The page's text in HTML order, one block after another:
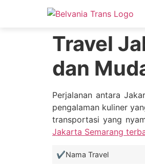
Travel
dan
Perjalanan antara
pengalaman kuliner
transportasi yang
Jakarta Semarang
✔️Nama Travel